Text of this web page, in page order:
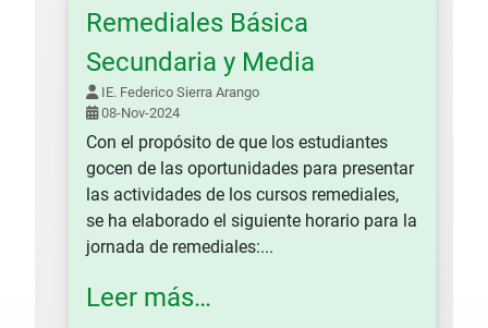
Remediales Básica
Secundaria y Media
IE. Federico Sierra Arango
08-Nov-2024
Con el propósito de que los estudiantes
gocen de las oportunidades para presentar
las actividades de los cursos remediales,
se ha elaborado el siguiente horario para la
jornada de remediales:...
Leer más…